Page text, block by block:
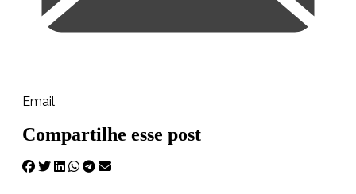
Email
Compartilhe esse post